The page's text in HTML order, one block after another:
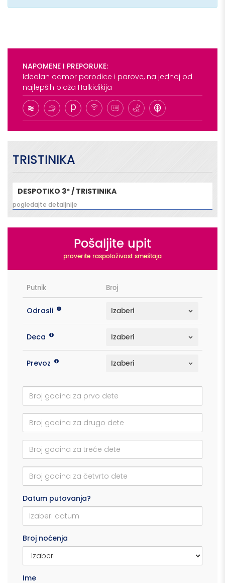
NAPOMENE I PREPORUKE:
Idealan odmor porodice i parove, na jednoj od
najlepših plaža Halkidikija
TRISTINIKA
DESPOTIKO 3* / TRISTINIKA
pogledajte detaljnije
Pošaljite upit
proverite raspoloživost smeštaja
Putnik Broj
Odrasli
Deca
Prevoz
Datum putovanja?
Broj noćenja
Ime